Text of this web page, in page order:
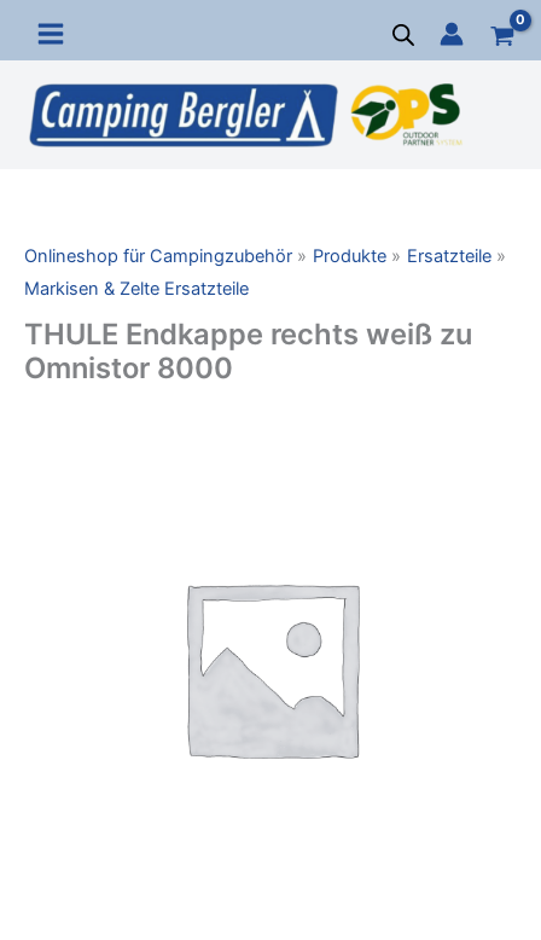
Inhalt
springen
Onlineshop für Campingzubehör Produkte
Ersatzteile
Markisen & Zelte Ersatzteile
THULE Endkappe rechts weiß zu
Omnistor 8000